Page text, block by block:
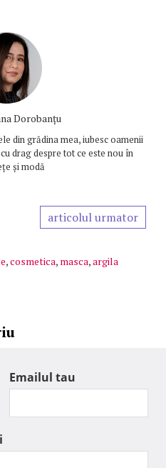
Dorobanțu
din grădina mea, iubesc oamenii
drag despre tot ce este nou în
și modă
articolul urmator
,cosmetica, masca,argila
Emailul tau